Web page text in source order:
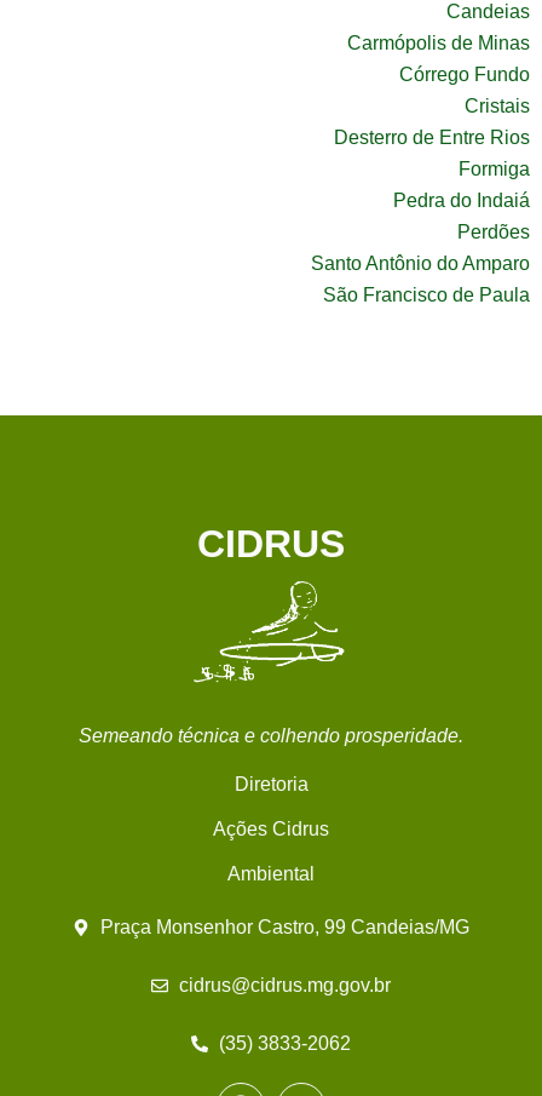
Candeias
Carmópolis de Minas
Córrego Fundo
Cristais
Desterro de Entre Rios
Formiga
Pedra do Indaiá
Perdões
Santo Antônio do Amparo
São Francisco de Paula
CIDRUS
Semeando técnica e colhendo prosperidade.
Diretoria
Ações Cidrus
Ambiental
Praça Monsenhor Castro, 99 Candeias/MG
cidrus@cidrus.mg.gov.br
(35) 3833-2062